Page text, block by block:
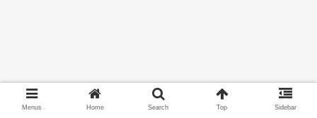
Menus Home Search Top Sidebar